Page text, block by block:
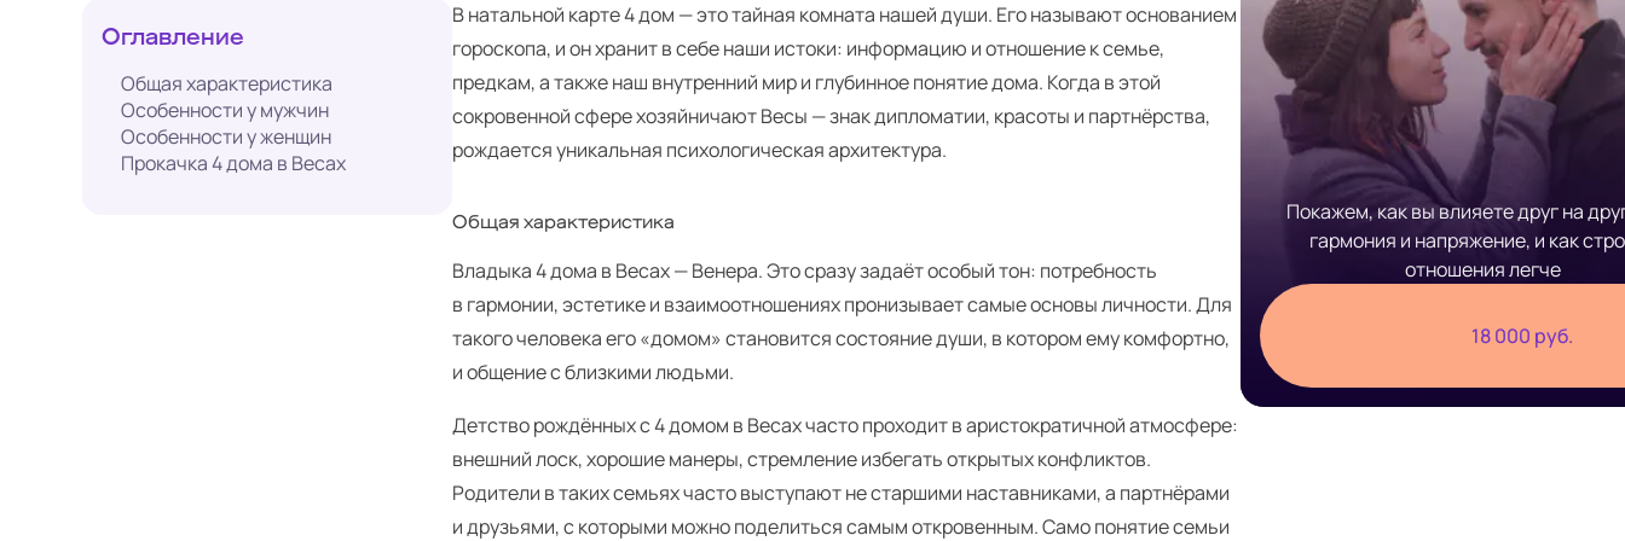
Оглавление
Общая характеристика
Особенности у мужчин
Особенности у женщин
Прокачка 4 дома в Весах
В натальной карте 4 дом — это тайная комната нашей души. Его называют основанием
гороскопа, и он хранит в себе наши истоки: информацию и отношение к семье,
предкам, а также наш внутренний мир и глубинное понятие дома. Когда в этой
сокровенной сфере хозяйничают Весы — знак дипломатии, красоты и партнёрства,
рождается уникальная психологическая архитектура.
Общая характеристика
Владыка 4 дома в Весах — Венера. Это сразу задаёт особый тон: потребность
в гармонии, эстетике и взаимоотношениях пронизывает самые основы личности. Для
такого человека его «домом» становится состояние души, в котором ему комфортно,
и общение с близкими людьми.
Детство рождённых с 4 домом в Весах часто проходит в аристократичной атмосфере:
внешний лоск, хорошие манеры, стремление избегать открытых конфликтов.
Родители в таких семьях часто выступают не старшими наставниками, а партнёрами
и друзьями, с которыми можно поделиться самым откровенным. Само понятие семьи
Покажем, как вы влияете друг на
гармония и напряжение, и как
отношения легче
18 000 руб.